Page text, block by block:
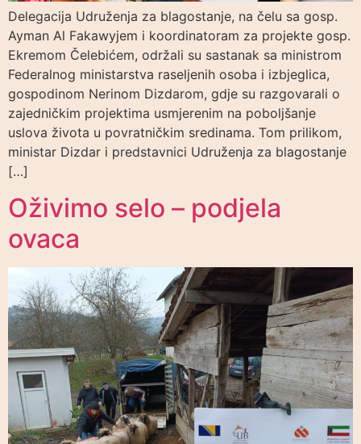
Delegacija Udruženja za blagostanje, na čelu sa gosp.
Ayman Al Fakawyjem i koordinatoram za projekte gosp.
Ekremom Čelebićem, održali su sastanak sa ministrom
Federalnog ministarstva raseljenih osoba i izbjeglica,
gospodinom Nerinom Dizdarom, gdje su razgovarali o
zajedničkim projektima usmjerenim na poboljšanje
uslova života u povratničkim sredinama. Tom prilikom,
ministar Dizdar i predstavnici Udruženja za blagostanje
[…]
Oživimo selo – podjela
ovaca